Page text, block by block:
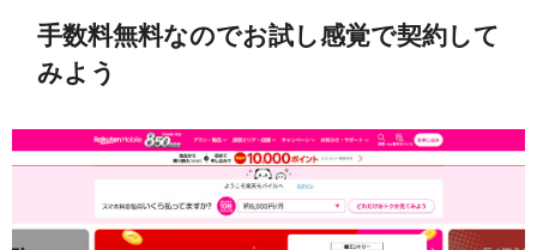
手数料無料なのでお試し感覚で契約して
みよう